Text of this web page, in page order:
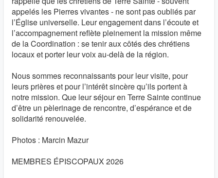
appelés les Pierres vivantes - ne sont pas oubliés par
l’Église universelle. Leur engagement dans l’écoute et
l’accompagnement reflète pleinement la mission même
de la Coordination : se tenir aux côtés des chrétiens
locaux et porter leur voix au-delà de la région.
Nous sommes reconnaissants pour leur visite, pour
leurs prières et pour l’intérêt sincère qu’ils portent à
notre mission. Que leur séjour en Terre Sainte continue
d’être un pèlerinage de rencontre, d’espérance et de
solidarité renouvelée.
Photos : Marcin Mazur
MEMBRES ÉPISCOPAUX 2026